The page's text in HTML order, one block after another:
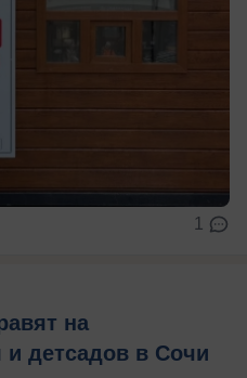
1
на
и детсадов в Сочи